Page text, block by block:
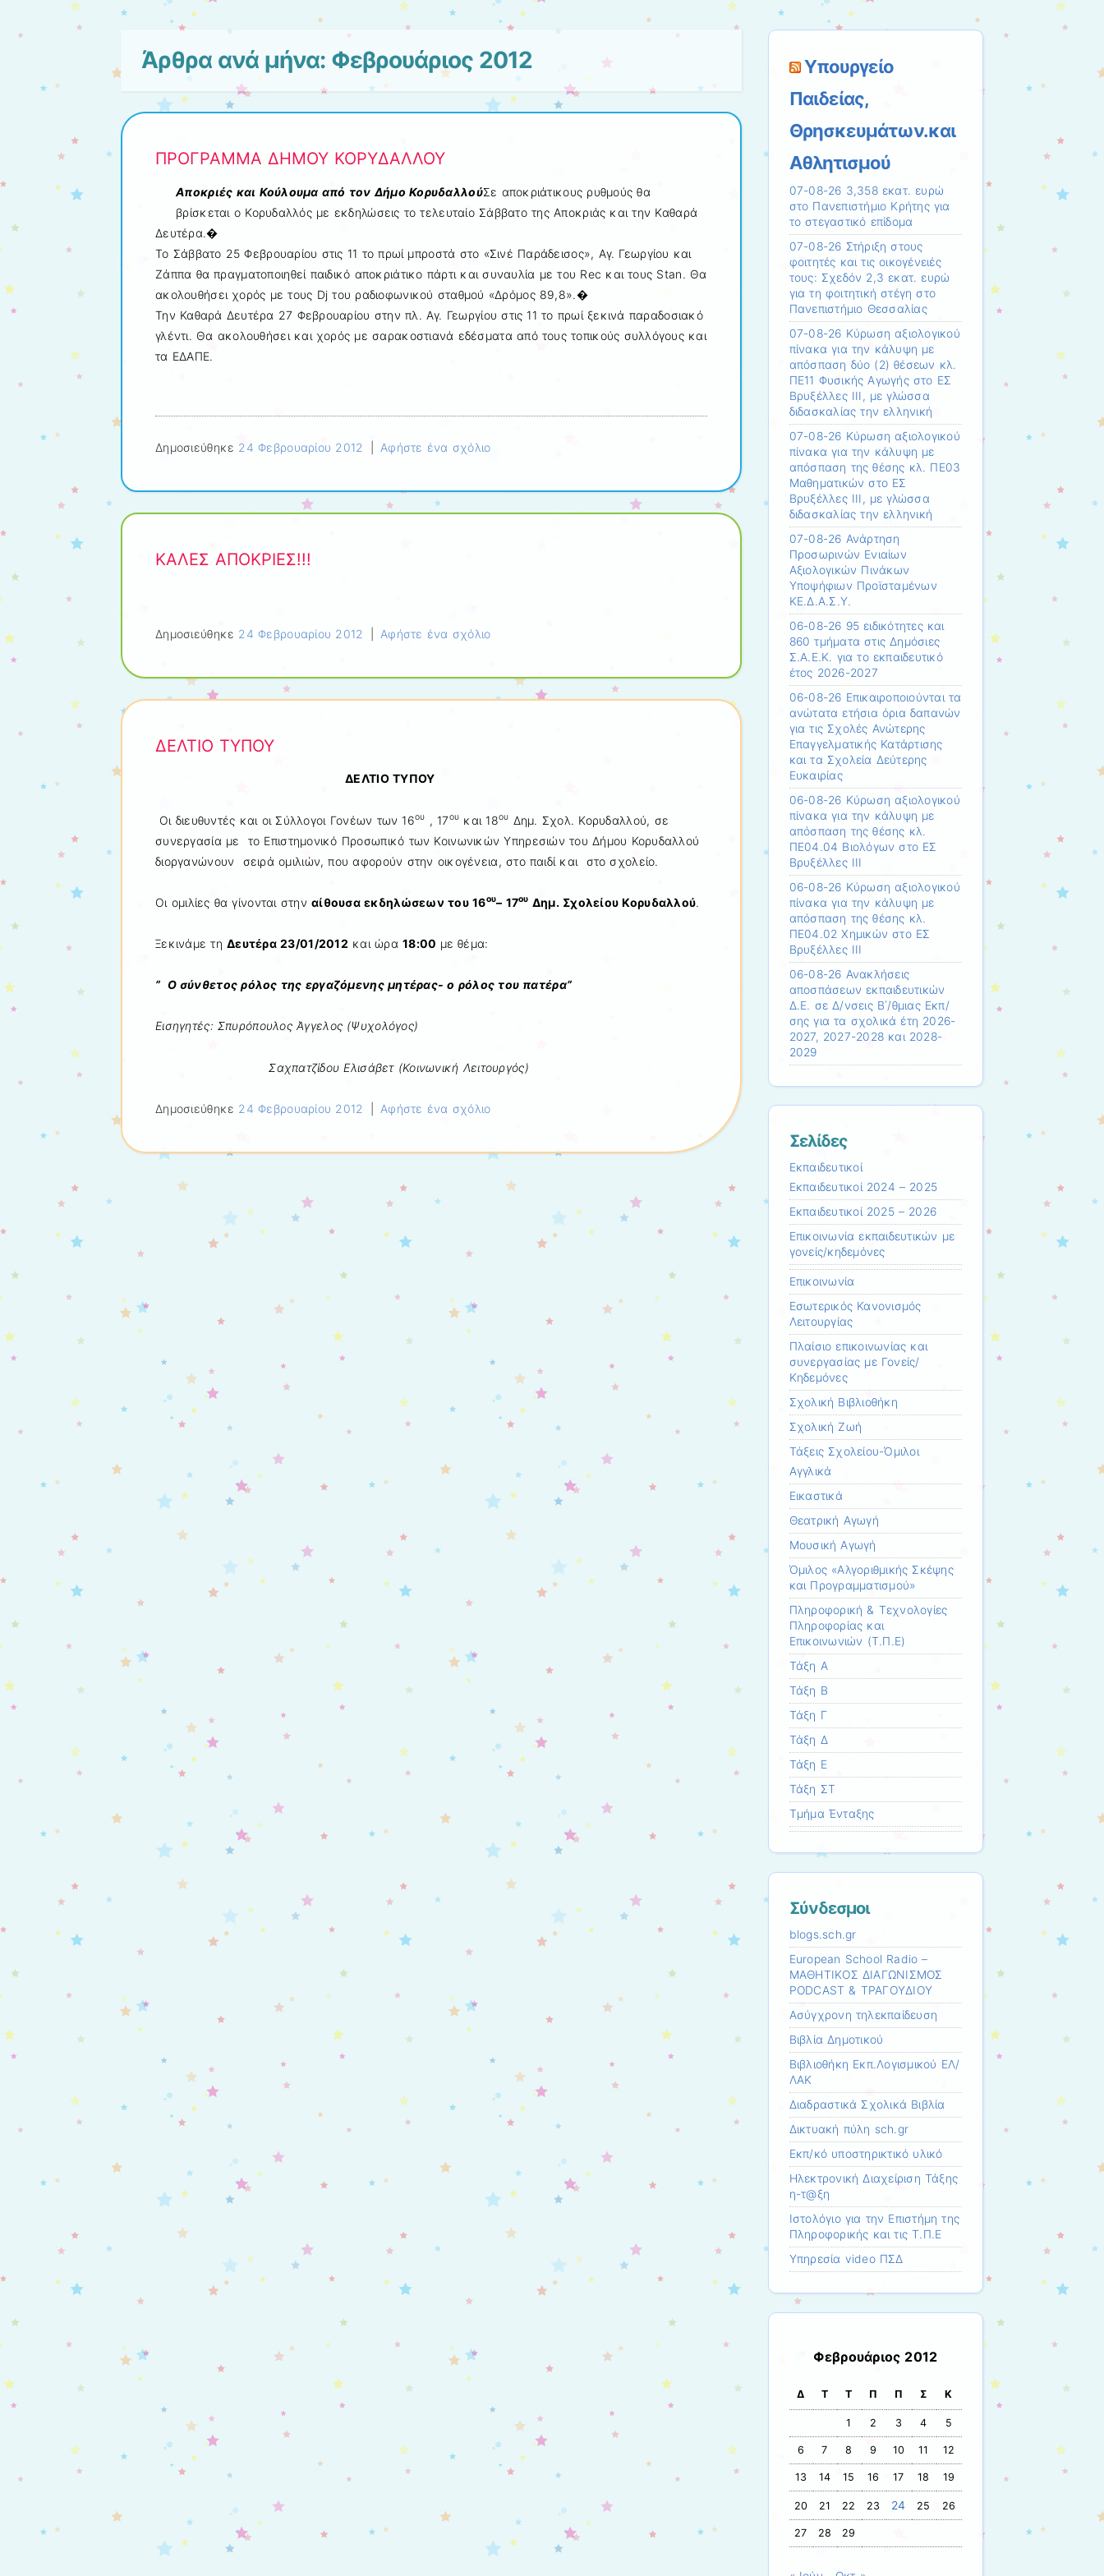
Άρθρα ανά μήνα: Φεβρουάριος 2012
ΠΡΟΓΡΑΜΜΑ ΔΗΜΟΥ ΚΟΡΥΔΑΛΛΟΥ
Αποκριές και Κούλουμα από τον Δήμο ΚορυδαλλούΣε αποκριάτικους ρυθμούς θα
βρίσκεται ο Κορυδαλλός με εκδηλώσεις το τελευταίο Σάββατο της Αποκριάς και την Καθαρά
Δευτέρα.�
Το Σάββατο 25 Φεβρουαρίου στις 11 το πρωί μπροστά στο «Σινέ Παράδεισος», Αγ. Γεωργίου και
Ζάππα θα πραγματοποιηθεί παιδικό αποκριάτικο πάρτι και συναυλία με του Rec και τους Stan. Θα
ακολουθήσει χορός με τους Dj του ραδιοφωνικού σταθμού «Δρόμος 89,8».�
Την Καθαρά Δευτέρα 27 Φεβρουαρίου στην πλ. Αγ. Γεωργίου στις 11 το πρωί ξεκινά παραδοσιακό
γλέντι. Θα ακολουθήσει και χορός με σαρακοστιανά εδέσματα από τους τοπικούς συλλόγους και
τα ΕΔΑΠΕ.
Δημοσιεύθηκε 24 Φεβρουαρίου 2012 Αφήστε ένα σχόλιο
ΚΑΛΕΣ ΑΠΟΚΡΙΕΣ!!!
Δημοσιεύθηκε 24 Φεβρουαρίου 2012 Αφήστε ένα σχόλιο
ΔΕΛΤΙΟ ΤΥΠΟΥ
ΔΕΛΤΙΟ ΤΥΠΟΥ
Οι διευθυντές και οι Σύλλογοι Γονέων των 16ου , 17ου και 18ου Δημ. Σχολ. Κορυδαλλού, σε
συνεργασία με το Επιστημονικό Προσωπικό των Κοινωνικών Υπηρεσιών του Δήμου Κορυδαλλού
διοργανώνουν σειρά ομιλιών, που αφορούν στην οικογένεια, στο παιδί και στο σχολείο.
Οι ομιλίες θα γίνονται στηναίθουσα εκδηλώσεων του 16ου– 17ου Δημ. Σχολείου Κορυδαλλού.
Ξεκινάμε τηΔευτέρα 23/01/2012 και ώρα 18:00 με θέμα:
” Ο σύνθετος ρόλος της εργαζόμενης μητέρας- ο ρόλος του πατέρα”
Εισηγητές: Σπυρόπουλος Άγγελος (Ψυχολόγος)
Σαχπατζίδου Ελισάβετ (Κοινωνική Λειτουργός)
Δημοσιεύθηκε 24 Φεβρουαρίου 2012 Αφήστε ένα σχόλιο
Υπουργείο
Παιδείας,
Θρησκευμάτων.και
Αθλητισμού
07-08-26 3,358 εκατ. ευρώ
στο Πανεπιστήμιο Κρήτης για
το στεγαστικό επίδομα
07-08-26 Στήριξη στους
φοιτητές και τις οικογένειές
τους: Σχεδόν 2,3 εκατ. ευρώ
για τη φοιτητική στέγη στο
Πανεπιστήμιο Θεσσαλίας
07-08-26 Κύρωση αξιολογικού
πίνακα για την κάλυψη με
απόσπαση δύο (2) θέσεων κλ.
ΠΕ11 Φυσικής Αγωγής στο ΕΣ
Βρυξέλλες ΙΙΙ, με γλώσσα
διδασκαλίας την ελληνική
07-08-26 Κύρωση αξιολογικού
πίνακα για την κάλυψη με
απόσπαση της θέσης κλ. ΠΕ03
Μαθηματικών στο ΕΣ
Βρυξέλλες ΙΙΙ, με γλώσσα
διδασκαλίας την ελληνική
07-08-26 Ανάρτηση
Προσωρινών Ενιαίων
Αξιολογικών Πινάκων
Υποψήφιων Προϊσταμένων
ΚΕ.Δ.Α.Σ.Υ.
06-08-26 95 ειδικότητες και
860 τμήματα στις Δημόσιες
Σ.Α.Ε.Κ. για το εκπαιδευτικό
έτος 2026-2027
06-08-26 Επικαιροποιούνται τα
ανώτατα ετήσια όρια δαπανών
για τις Σχολές Ανώτερης
Επαγγελματικής Κατάρτισης
και τα Σχολεία Δεύτερης
Ευκαιρίας
06-08-26 Κύρωση αξιολογικού
πίνακα για την κάλυψη με
απόσπαση της θέσης κλ.
ΠΕ04.04 Βιολόγων στο ΕΣ
Βρυξέλλες ΙΙΙ
06-08-26 Κύρωση αξιολογικού
πίνακα για την κάλυψη με
απόσπαση της θέσης κλ.
ΠΕ04.02 Χημικών στο ΕΣ
Βρυξέλλες ΙΙΙ
06-08-26 Ανακλήσεις
αποσπάσεων εκπαιδευτικών
Δ.Ε. σε Δ/νσεις Β΄/θμιας Εκπ/
σης για τα σχολικά έτη 2026-
2027, 2027-2028 και 2028-
2029
Σελίδες
Εκπαιδευτικοί
Εκπαιδευτικοί 2024 – 2025
Εκπαιδευτικοί 2025 – 2026
Επικοινωνία εκπαιδευτικών με
γονείς/κηδεμόνες
Επικοινωνία
Εσωτερικός Κανονισμός
Λειτουργίας
Πλαίσιο επικοινωνίας και
συνεργασίας με Γονείς/
Κηδεμόνες
Σχολική Βιβλιοθήκη
Σχολική Ζωή
Τάξεις Σχολείου-Όμιλοι
Αγγλικά
Εικαστικά
Θεατρική Αγωγή
Μουσική Αγωγή
Όμιλος «Αλγοριθμικής Σκέψης
και Προγραμματισμού»
Πληροφορική & Τεχνολογίες
Πληροφορίας και
Επικοινωνιών (Τ.Π.Ε)
Τάξη Α
Τάξη Β
Τάξη Γ
Τάξη Δ
Τάξη Ε
Τάξη ΣΤ
Τμήμα Ένταξης
Σύνδεσμοι
blogs.sch.gr
European School Radio –
ΜΑΘΗΤΙΚΟΣ ΔΙΑΓΩΝΙΣΜΟΣ
PODCAST & ΤΡΑΓΟΥΔΙΟΥ
Ασύγχρονη τηλεκπαίδευση
Βιβλία Δημοτικού
Βιβλιοθήκη Εκπ.Λογισμικού ΕΛ/
ΛΑΚ
Διαδραστικά Σχολικά Βιβλία
Δικτυακή πύλη sch.gr
Εκπ/κό υποστηρικτικό υλικό
Ηλεκτρονική Διαχείριση Τάξης
η-τ@ξη
Ιστολόγιο για την Επιστήμη της
Πληροφορικής και τις Τ.Π.Ε
Υπηρεσία video ΠΣΔ
Φεβρουάριος 2012
Δ Τ Τ Π Π Σ Κ
1 2 3 4 5
6 7 8 9 10 11 12
13 14 15 16 17 18 19
20 21 22 23 24 25 26
27 28 29